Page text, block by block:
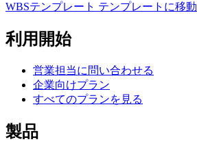
WBSテンプレート テンプレートに移動
利用開始
営業担当に問い合わせる
企業向けプラン
すべてのプランを見る
製品